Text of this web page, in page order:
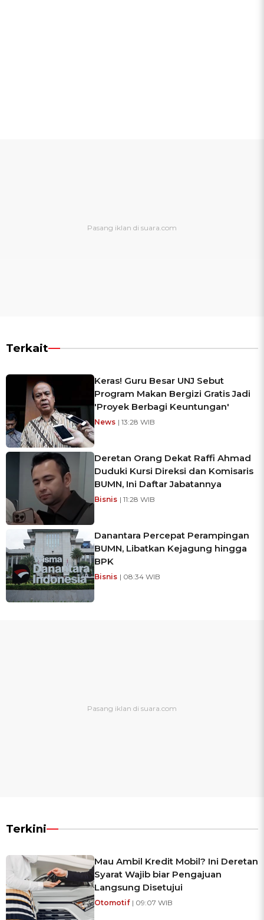
Terkait
Keras! Guru Besar UNJ Sebut
Program Makan Bergizi Gratis Jadi
'Proyek Berbagi Keuntungan'
News | 13:28 WIB
Deretan Orang Dekat Raffi Ahmad
Duduki Kursi Direksi dan Komisaris
BUMN, Ini Daftar Jabatannya
Bisnis | 11:28 WIB
Danantara Percepat Perampingan
BUMN, Libatkan Kejagung hingga
BPK
Bisnis | 08:34 WIB
Terkini
Mau Ambil Kredit Mobil? Ini Deretan
Syarat Wajib biar Pengajuan
Langsung Disetujui
Otomotif | 09:07 WIB